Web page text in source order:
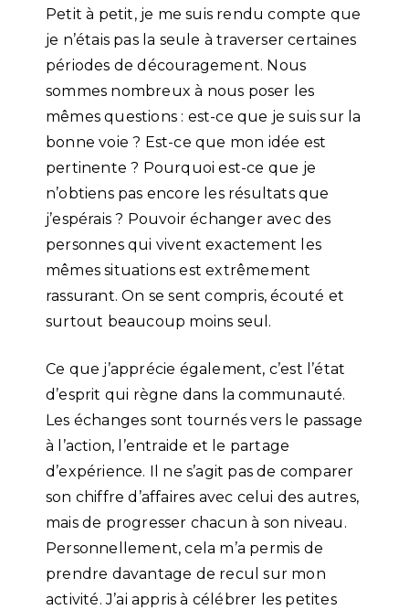
Petit à petit, je me suis rendu compte que
je n’étais pas la seule à traverser certaines
périodes de découragement. Nous
sommes nombreux à nous poser les
mêmes questions : est-ce que je suis sur la
bonne voie ? Est-ce que mon idée est
pertinente ? Pourquoi est-ce que je
n’obtiens pas encore les résultats que
j’espérais ? Pouvoir échanger avec des
personnes qui vivent exactement les
mêmes situations est extrêmement
rassurant. On se sent compris, écouté et
surtout beaucoup moins seul.
Ce que j’apprécie également, c’est l’état
d’esprit qui règne dans la communauté.
Les échanges sont tournés vers le passage
à l’action, l’entraide et le partage
d’expérience. Il ne s’agit pas de comparer
son chiffre d’affaires avec celui des autres,
mais de progresser chacun à son niveau.
Personnellement, cela m’a permis de
prendre davantage de recul sur mon
activité. J’ai appris à célébrer les petites